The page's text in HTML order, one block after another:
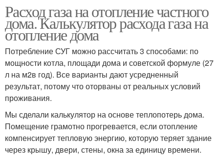
Газовое отопление
Расход газа на отопление частного
дома. Калькулятор расхода газа на
отопление дома
Потребление СУГ можно рассчитать 3 способами: по
мощности котла, площади дома и советской формуле (27
л на м2в год). Все варианты дают усредненный
результат, потому что оторваны от реальных условий
проживания.
Мы сделали калькулятор на основе теплопотерь дома.
Помещение грамотно прогревается, если отопление
компенсирует тепловую энергию, которую теряет здание
через крышу, двери, стены, окна за единицу времени.